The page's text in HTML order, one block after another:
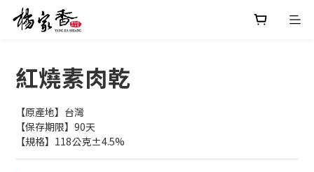
紅燒素肉乾
【原產地】台灣
【保存期限】90天
【規格】118公克±4.5%